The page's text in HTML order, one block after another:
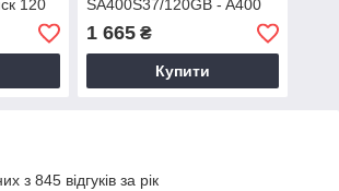
120
SA400S37/120GB - A400
твердотільний диск 120 ГБ
1 665₴
Купити
з 845 відгуків за рік